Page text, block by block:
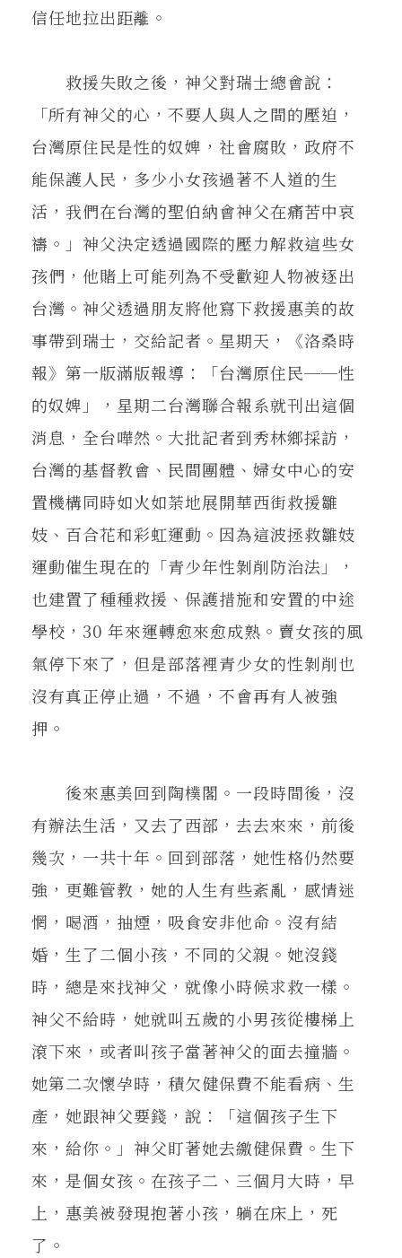
信任地拉出距離。
救援失敗之後，神父對瑞士總會說：
「所有神父的心，不要人與人之間的壓迫，
台灣原住民是性的奴婢，社會腐敗，政府不
能保護人民，多少小女孩過著不人道的生
活，我們在台灣的聖伯納會神父在痛苦中哀
禱。」神父決定透過國際的壓力解救這些女
孩們，他賭上可能列為不受歡迎人物被逐出
台灣。神父透過朋友將他寫下救援惠美的故
事帶到瑞士，交給記者。星期天，《洛桑時
報》第一版滿版報導：「台灣原住民──性
的奴婢」，星期二台灣聯合報系就刊出這個
消息，全台嘩然。大批記者到秀林鄉採訪，
台灣的基督教會、民間團體、婦女中心的安
置機構同時如火如荼地展開華西街救援雛
妓、百合花和彩虹運動。因為這波拯救雛妓
運動催生現在的「青少年性剝削防治法」，
也建置了種種救援、保護措施和安置的中途
學校，30 年來運轉愈來愈成熟。賣女孩的風
氣停下來了，但是部落裡青少女的性剝削也
沒有真正停止過，不過，不會再有人被強
押。
後來惠美回到陶樸閣。一段時間後，沒
有辦法生活，又去了西部，去去來來，前後
幾次，一共十年。回到部落，她性格仍然要
強，更難管教，她的人生有些紊亂，感情迷
惘，喝酒，抽煙，吸食安非他命。沒有結
婚，生了二個小孩，不同的父親。她沒錢
時，總是來找神父，就像小時候求救一樣。
神父不給時，她就叫五歲的小男孩從樓梯上
滾下來，或者叫孩子當著神父的面去撞牆。
她第二次懷孕時，積欠健保費不能看病、生
產，她跟神父要錢，說：「這個孩子生下
來，給你。」神父盯著她去繳健保費。生下
來，是個女孩。在孩子二、三個月大時，早
上，惠美被發現抱著小孩，躺在床上，死
了。